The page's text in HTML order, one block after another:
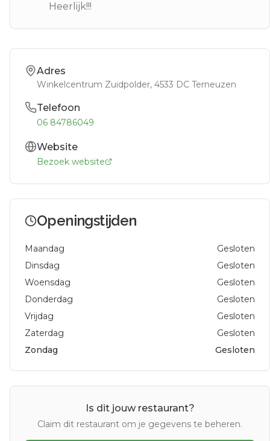
Heerlijk!!!
Adres
Winkelcentrum Zuidpolder, 4533 DC Terneuzen
Telefoon
06 84786049
Website
Bezoek website
Openingstijden
Maandag
Gesloten
Dinsdag
Gesloten
Woensdag
Gesloten
Donderdag
Gesloten
Vrijdag
Gesloten
Zaterdag
Gesloten
Zondag
Gesloten
Is dit jouw restaurant?
Claim dit restaurant om je gegevens te beheren.